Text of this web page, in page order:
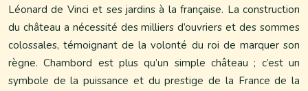
Léonard de Vinci et ses jardins à la française. La construction
du château a nécessité des milliers d’ouvriers et des sommes
colossales, témoignant de la volonté du roi de marquer son
règne. Chambord est plus qu’un simple château ; c’est un
symbole de la puissance et du prestige de la France de la